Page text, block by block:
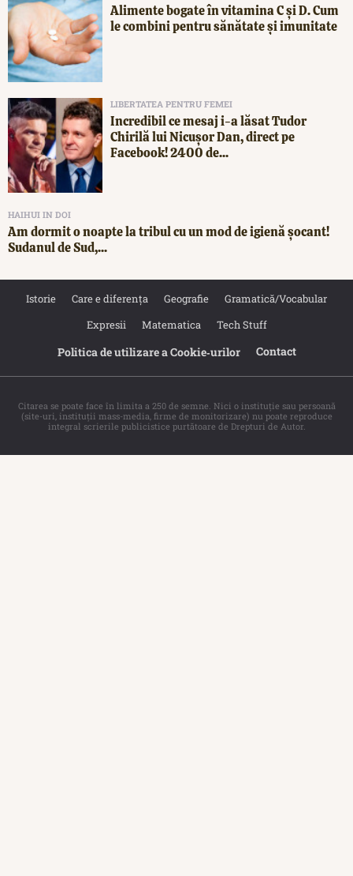
Alimente bogate în vitamina C și D. Cum
le combini pentru sănătate și imunitate
LIBERTATEA PENTRU FEMEI
Incredibil ce mesaj i-a lăsat Tudor
Chirilă lui Nicușor Dan, direct pe
Facebook! 2400 de...
HAIHUI IN DOI
Am dormit o noapte la tribul cu un mod de igienă șocant!
Sudanul de Sud,...
Istorie Care e diferența Geografie
Gramatică/Vocabular
Expresii
Matematica Tech Stuff
Politica de utilizare a Cookie‐urilor Contact
Citarea se poate face în limita a 250 de semne. Nici o instituţie sau persoană
(site-uri, instituţii mass-media, firme de monitorizare) nu poate reproduce
integral scrierile publicistice purtătoare de Drepturi de Autor.